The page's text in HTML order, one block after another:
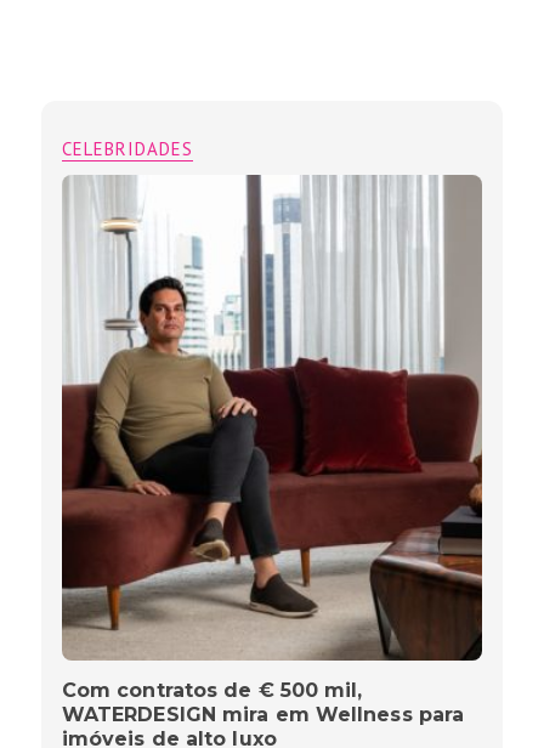
CELEBRIDADES
Com contratos de € 500 mil,
WATERDESIGN mira em Wellness para
imóveis de alto luxo